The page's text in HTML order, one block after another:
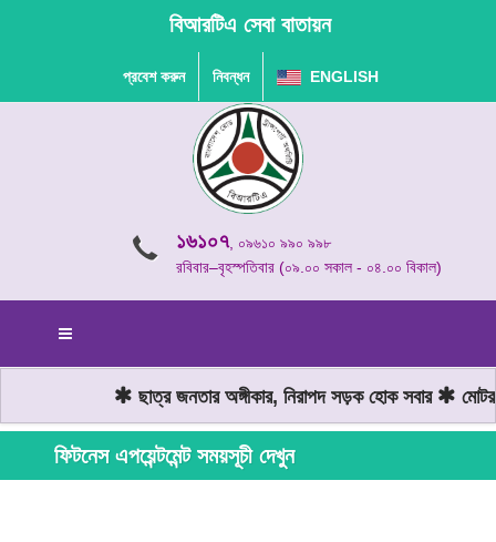
বিআরটিএ সেবা বাতায়ন
প্রবেশ করুন নিবন্ধন ENGLISH
১৬১০৭, ০৯৬১০ ৯৯০ ৯৯৮
রবিবার–বৃহস্পতিবার (০৯.০০ সকাল - ০৪.০০ বিকাল)
ছাত্র জনতার অঙ্গীকার, নিরাপদ সড়ক হোক সবার
ফিটনেস এপয়েন্টমেন্ট সময়সূচী দেখুন